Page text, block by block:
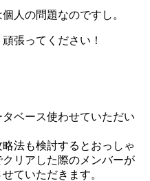
人の問題なのですし。
張ってください！
ベース使わせていただい
法も検討するとおっしゃ
リアした際のメンバーが
ていただきます。